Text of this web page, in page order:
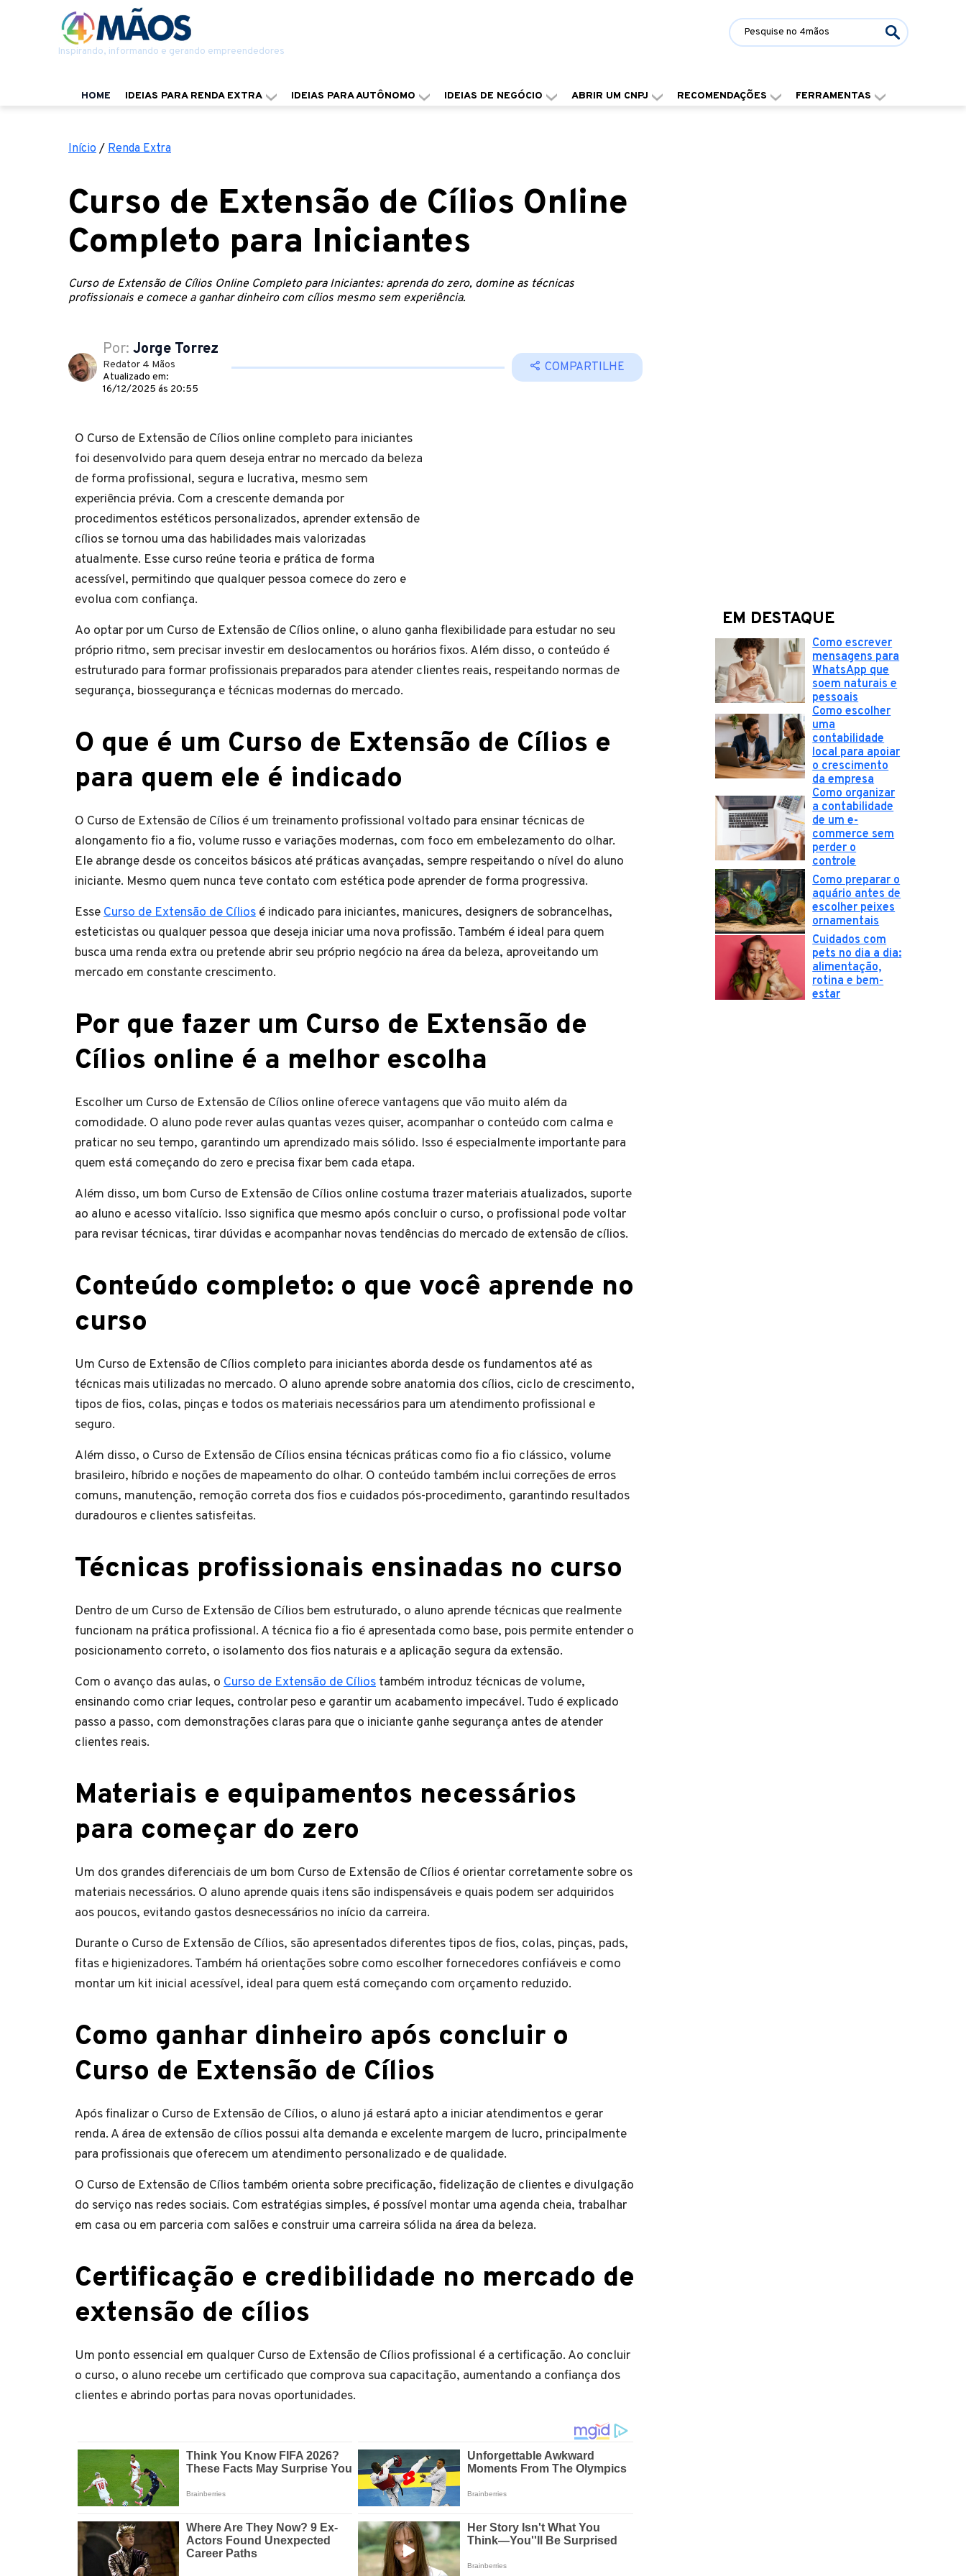
Inspirando, informando e gerando empreendedores
HOME IDEIAS PARA RENDA EXTRA IDEIAS PARA AUTÔNOMO IDEIAS DE NEGÓCIO ABRIR UM CNPJ RECOMENDAÇÕES FERRAMENTAS
Início / Renda Extra
Curso de Extensão de Cílios Online
Completo para Iniciantes
Curso de Extensão de Cílios Online Completo para Iniciantes: aprenda do zero, domine as técnicas
profissionais e comece a ganhar dinheiro com cílios mesmo sem experiência.
Por: Jorge Torrez
Redator 4 Mãos
Atualizado em:
16/12/2025 ás 20:55
COMPARTILHE
O Curso de Extensão de Cílios online completo para iniciantes
foi desenvolvido para quem deseja entrar no mercado da beleza
de forma profissional, segura e lucrativa, mesmo sem
experiência prévia. Com a crescente demanda por
procedimentos estéticos personalizados, aprender extensão de
cílios se tornou uma das habilidades mais valorizadas
atualmente. Esse curso reúne teoria e prática de forma
acessível, permitindo que qualquer pessoa comece do zero e
evolua com confiança.
Ao optar por um Curso de Extensão de Cílios online, o aluno ganha flexibilidade para estudar no seu
próprio ritmo, sem precisar investir em deslocamentos ou horários fixos. Além disso, o conteúdo é
estruturado para formar profissionais preparados para atender clientes reais, respeitando normas de
segurança, biossegurança e técnicas modernas do mercado.
O que é um Curso de Extensão de Cílios e
para quem ele é indicado
O Curso de Extensão de Cílios é um treinamento profissional voltado para ensinar técnicas de
alongamento fio a fio, volume russo e variações modernas, com foco em embelezamento do olhar.
Ele abrange desde os conceitos básicos até práticas avançadas, sempre respeitando o nível do aluno
iniciante. Mesmo quem nunca teve contato com estética pode aprender de forma progressiva.
Esse Curso de Extensão de Cílios é indicado para iniciantes, manicures, designers de sobrancelhas,
esteticistas ou qualquer pessoa que deseja iniciar uma nova profissão. Também é ideal para quem
busca uma renda extra ou pretende abrir seu próprio negócio na área da beleza, aproveitando um
mercado em constante crescimento.
Por que fazer um Curso de Extensão de
Cílios online é a melhor escolha
Escolher um Curso de Extensão de Cílios online oferece vantagens que vão muito além da
comodidade. O aluno pode rever aulas quantas vezes quiser, acompanhar o conteúdo com calma e
praticar no seu tempo, garantindo um aprendizado mais sólido. Isso é especialmente importante para
quem está começando do zero e precisa fixar bem cada etapa.
Além disso, um bom Curso de Extensão de Cílios online costuma trazer materiais atualizados, suporte
ao aluno e acesso vitalício. Isso significa que mesmo após concluir o curso, o profissional pode voltar
para revisar técnicas, tirar dúvidas e acompanhar novas tendências do mercado de extensão de cílios.
Conteúdo completo: o que você aprende no
curso
Um Curso de Extensão de Cílios completo para iniciantes aborda desde os fundamentos até as
técnicas mais utilizadas no mercado. O aluno aprende sobre anatomia dos cílios, ciclo de crescimento,
tipos de fios, colas, pinças e todos os materiais necessários para um atendimento profissional e
seguro.
Além disso, o Curso de Extensão de Cílios ensina técnicas práticas como fio a fio clássico, volume
brasileiro, híbrido e noções de mapeamento do olhar. O conteúdo também inclui correções de erros
comuns, manutenção, remoção correta dos fios e cuidados pós-procedimento, garantindo resultados
duradouros e clientes satisfeitas.
Técnicas profissionais ensinadas no curso
Dentro de um Curso de Extensão de Cílios bem estruturado, o aluno aprende técnicas que realmente
funcionam na prática profissional. A técnica fio a fio é apresentada como base, pois permite entender o
posicionamento correto, o isolamento dos fios naturais e a aplicação segura da extensão.
Com o avanço das aulas, o Curso de Extensão de Cílios também introduz técnicas de volume,
ensinando como criar leques, controlar peso e garantir um acabamento impecável. Tudo é explicado
passo a passo, com demonstrações claras para que o iniciante ganhe segurança antes de atender
clientes reais.
Materiais e equipamentos necessários
para começar do zero
Um dos grandes diferenciais de um bom Curso de Extensão de Cílios é orientar corretamente sobre os
materiais necessários. O aluno aprende quais itens são indispensáveis e quais podem ser adquiridos
aos poucos, evitando gastos desnecessários no início da carreira.
Durante o Curso de Extensão de Cílios, são apresentados diferentes tipos de fios, colas, pinças, pads,
fitas e higienizadores. Também há orientações sobre como escolher fornecedores confiáveis e como
montar um kit inicial acessível, ideal para quem está começando com orçamento reduzido.
Como ganhar dinheiro após concluir o
Curso de Extensão de Cílios
Após finalizar o Curso de Extensão de Cílios, o aluno já estará apto a iniciar atendimentos e gerar
renda. A área de extensão de cílios possui alta demanda e excelente margem de lucro, principalmente
para profissionais que oferecem um atendimento personalizado e de qualidade.
O Curso de Extensão de Cílios também orienta sobre precificação, fidelização de clientes e divulgação
do serviço nas redes sociais. Com estratégias simples, é possível montar uma agenda cheia, trabalhar
em casa ou em parceria com salões e construir uma carreira sólida na área da beleza.
Certificação e credibilidade no mercado de
extensão de cílios
Um ponto essencial em qualquer Curso de Extensão de Cílios profissional é a certificação. Ao concluir
o curso, o aluno recebe um certificado que comprova sua capacitação, aumentando a confiança dos
clientes e abrindo portas para novas oportunidades.
EM DESTAQUE
Como escrever
mensagens para
WhatsApp que
soem naturais e
pessoais
Como escolher
uma
contabilidade
local para apoiar
o crescimento
da empresa
Como organizar
a contabilidade
de um e-
commerce sem
perder o
controle
Como preparar o
aquário antes de
escolher peixes
ornamentais
Cuidados com
pets no dia a dia:
alimentação,
rotina e bem-
estar